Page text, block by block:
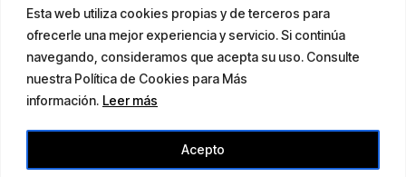
Esta web utiliza cookies propias y de terceros para
ofrecerle una mejor experiencia y servicio. Si continúa
navegando, consideramos que acepta su uso. Consulte
nuestra Política de Cookies para Más
información. Leer más
Acepto
© 2026 El Camino Mozárabe de Santiago · diseña
Accesibilidad